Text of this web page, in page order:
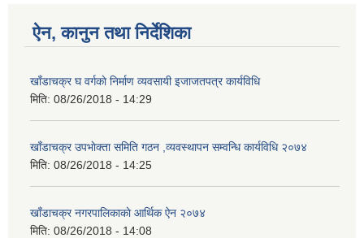
ऐन, कानुन तथा निर्देशिका
खाँडाचक्र घ वर्गकाे निर्माण व्यवसायी इजाजतपत्र कार्यविधि
मिति: 08/26/2018 - 14:29
खाँडाचक्र उपभाेक्ता समिति गठन ,व्यवस्थापन सम्वन्धि कार्यविधि २०७४
मिति: 08/26/2018 - 14:25
खाँडाचक्र नगरपालिकाकाे आर्थिक ऐन २०७४
मिति: 08/26/2018 - 14:08